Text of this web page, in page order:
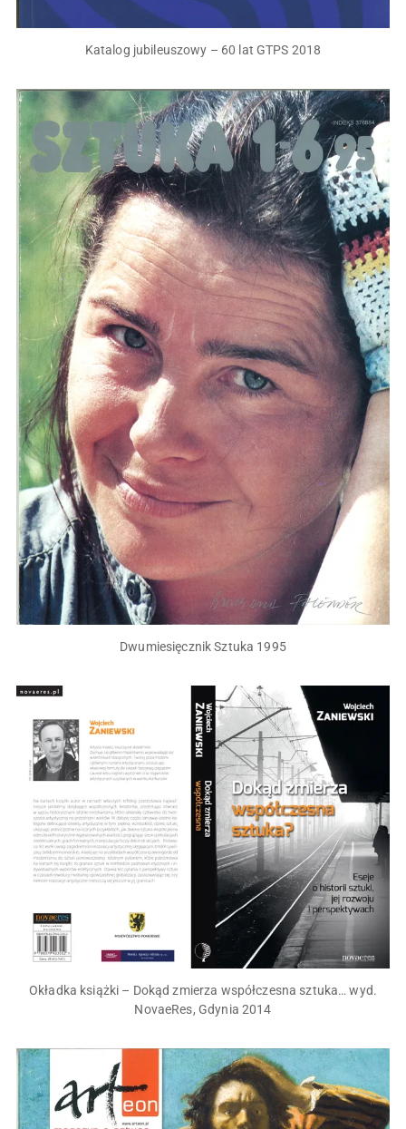
Katalog jubileuszowy – 60 lat GTPS 2018
Dwumiesięcznik Sztuka 1995
Okładka książki – Dokąd zmierza współczesna sztuka… wyd.
NovaeRes, Gdynia 2014